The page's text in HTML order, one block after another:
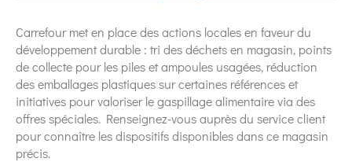
Carrefour met en place des actions locales en faveur du
développement durable : tri des déchets en magasin, points
de collecte pour les piles et ampoules usagées, réduction
des emballages plastiques sur certaines références et
initiatives pour valoriser le gaspillage alimentaire via des
offres spéciales. Renseignez-vous auprès du service client
pour connaître les dispositifs disponibles dans ce magasin
précis.